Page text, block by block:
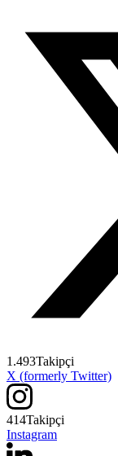
1.493Takipçi
X (formerly Twitter)
414Takipçi
Instagram